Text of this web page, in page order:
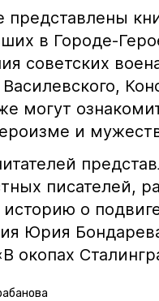
представлены
в Городе-
советских
могут
и
писателей,
о
Юрия
окопах